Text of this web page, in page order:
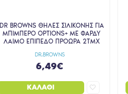
DR.BROWNS
DR BROWNS ΘΗΛΕΣ ΣΙΛΙΚΟΝΗΣ ΓΙΑ
ΜΠΙΜΠΕΡΟ OPTIONS+ ΜΕ ΦΑΡΔΥ
ΛΑΙΜΟ ΕΠΙΠΕΔΟ ΠΡΟΩΡΑ 2ΤΜΧ
6,49€
ΚΑΛΆΘΙ